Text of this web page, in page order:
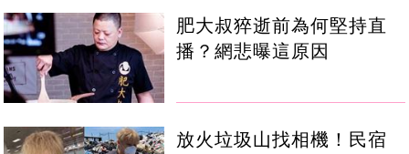
肥大叔猝逝前為何堅持直
播？網悲曝這原因
放火垃圾山找相機！民宿